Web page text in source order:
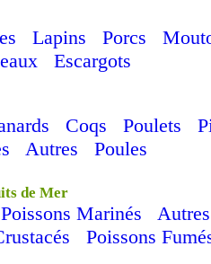
Lapins Porcs
Escargots
Coqs Poulets
Autres Poules
de Mer
Poissons Marinés
Autres
Poissons